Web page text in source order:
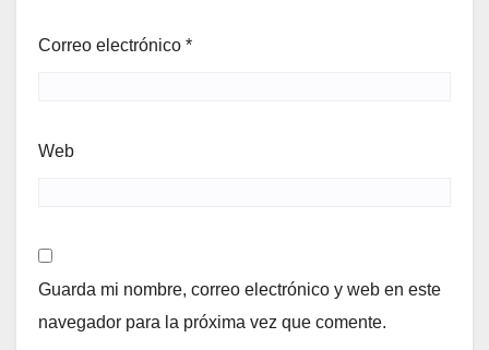
Correo electrónico *
Web
Guarda mi nombre, correo electrónico y web en este
navegador para la próxima vez que comente.